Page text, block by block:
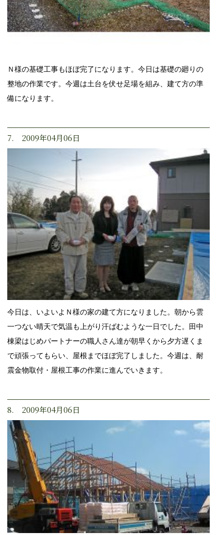
Ｎ様の基礎工事もほぼ完了になります。今日は基礎の廻りの
整地の作業です。今週は土台を伏せ足場を組み、建て方の準
備になります。
7. 2009年04月06日
今日は、いよいよＮ様の家の建て方になりました。朝から雲
一つない晴天で気温も上がり汗ばむような一日でした。田中
棟梁はじめパートナーの職人さん達が朝早くから夕方遅くま
で頑張ってもらい、屋根までほぼ完了しました。今週は、耐
震金物取付・屋根工事の作業に進んでいきます。
8. 2009年04月06日